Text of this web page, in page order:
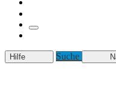
Hilfe Suche